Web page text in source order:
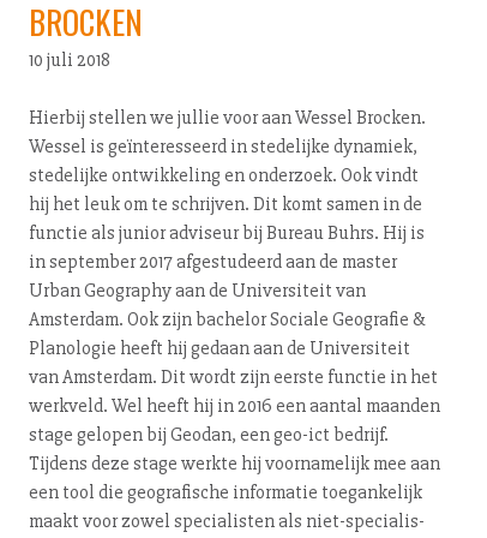
BROCKEN
10 juli 2018
Hierbij stellen we jullie voor aan Wessel Brocken.
Wessel is geïnteresseerd in stedelijke dynamiek,
stedelijke ont­wik­ke­ling en onderzoek. Ook vindt
hij het leuk om te schrijven. Dit komt samen in de
functie als junior adviseur bij Bureau Buhrs. Hij is
in september 2017 af­ge­stu­deerd aan de master
Urban Geography aan de Uni­ver­si­teit van
Amsterdam. Ook zijn bachelor Sociale Geografie &
Planologie heeft hij gedaan aan de Uni­ver­si­teit
van Amsterdam. Dit wordt zijn eerste functie in het
werkveld. Wel heeft hij in 2016 een aantal maanden
stage gelopen bij Geodan, een geo-ict bedrijf.
Tijdens deze stage werkte hij voor­na­me­lijk mee aan
een tool die ge­o­gra­fi­sche informatie toe­gan­ke­lijk
maakt voor zowel spe­ci­a­lis­ten als niet-spe­ci­a­lis­